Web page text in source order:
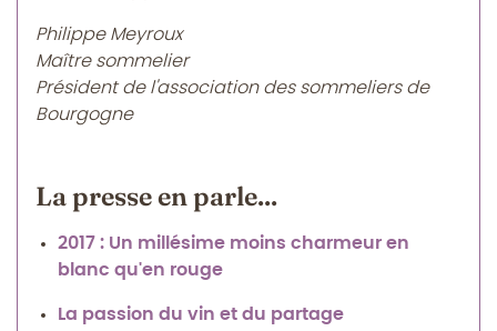
Philippe Meyroux
Maître sommelier
Président de l'association des sommeliers de
Bourgogne
La presse en parle...
2017 : Un millésime moins charmeur en
blanc qu'en rouge
La passion du vin et du partage